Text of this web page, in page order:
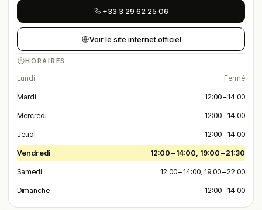
+33 3 29 62 25 06
Voir le site internet officiel
HORAIRES
Lundi Fermé
Mardi 12:00 – 14:00
Mercredi 12:00 – 14:00
Jeudi 12:00 – 14:00
Vendredi 12:00 – 14:00, 19:00 – 21:30
Samedi 12:00 – 14:00, 19:00 – 22:00
Dimanche 12:00 – 14:00